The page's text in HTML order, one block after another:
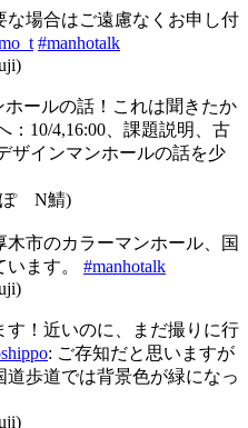
場合はご遠慮なくお申し付
#manhotalk
ホールの話！これは聞きたか
：10/4,16:00、課題説明、古
ザインマンホールの話を少
ぽ N鯖)
木市のカラーマンホール、国
ます。 #manhotalk
す！近いのに、まだ撮りに行
: ご存知だと思いますが
歩道では背景色が緑になっ